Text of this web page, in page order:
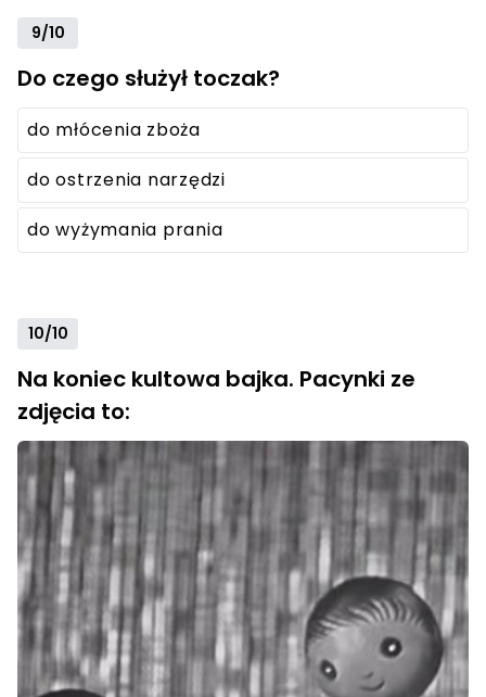
9/10
Do czego służył toczak?
do młócenia zboża
do ostrzenia narzędzi
do wyżymania prania
10/10
Na koniec kultowa bajka. Pacynki ze
zdjęcia to: